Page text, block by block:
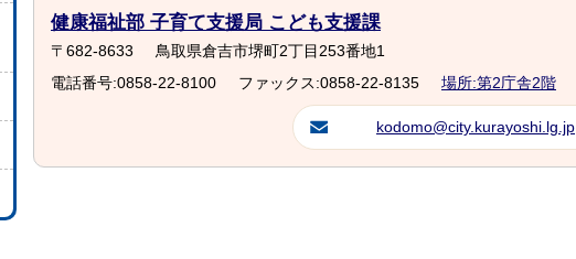
健康福祉部 子育て支援局 こども支援課
〒682-8633
鳥取県倉吉市堺町2丁目253番地1
電話番号:0858-22-8100
ファックス:0858-22-8135 場所:第2庁舎2階
kodomo@city.kurayoshi.lg.jp